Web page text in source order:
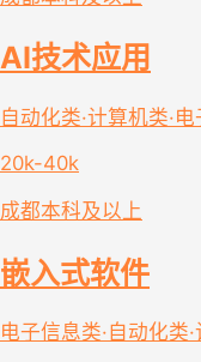
AI技术应用
自动化类·计算机类·
20k-40k
成都本科及以上
嵌入式软件
电子信息类·自动化类